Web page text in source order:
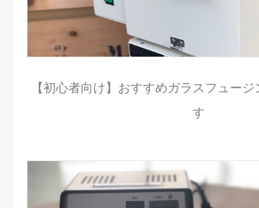
【初心者向け】おすすめガラスフュー
す